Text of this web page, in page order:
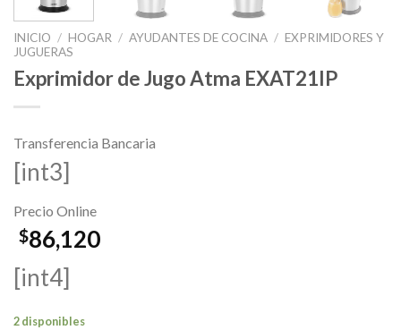
INICIO / HOGAR / AYUDANTES DE COCINA / EXPRIMIDORES Y
JUGUERAS
Exprimidor de Jugo Atma EXAT21IP
Transferencia Bancaria
[int3]
Precio Online
$86,120
[int4]
2 disponibles